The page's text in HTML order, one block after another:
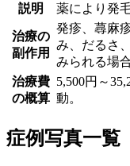
説明
薬により発
治療の
副作用
発疹、蕁麻
み、だるさ
みられる場
治療費
の概算
5,500円～
動。
症例写真一覧